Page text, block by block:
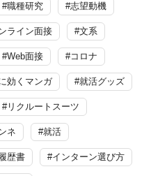
#職種研究 #志望動機
ライン面接 #文系
#Web面接 #コロナ
効くマンガ #就活グッズ
#リクルートスーツ
ネ #就活
歴書 #インターン選び方